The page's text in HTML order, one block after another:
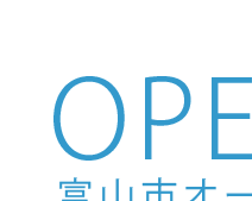
Skip to main content